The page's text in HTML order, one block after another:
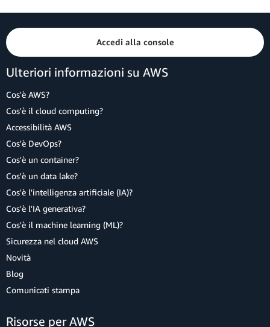
Accedi alla console
Ulteriori informazioni su AWS
Cos'è AWS?
Cos'è il cloud computing?
Accessibilità AWS
Cos'è DevOps?
Cos'è un container?
Cos'è un data lake?
Cos'è l'intelligenza artificiale (IA)?
Cos'è l'IA generativa?
Cos'è il machine learning (ML)?
Sicurezza nel cloud AWS
Novità
Blog
Comunicati stampa
Risorse per AWS